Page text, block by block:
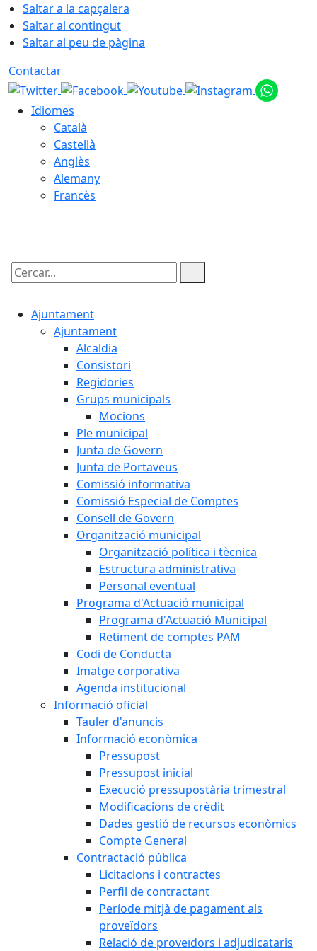
Saltar a la capçalera
Saltar al contingut
Saltar al peu de pàgina
Contactar
Idiomes
Català
Castellà
Anglès
Alemany
Francès
Cercar:
Ajuntament
Ajuntament
Alcaldia
Consistori
Regidories
Grups municipals
Mocions
Ple municipal
Junta de Govern
Junta de Portaveus
Comissió informativa
Comissió Especial de Comptes
Consell de Govern
Organització municipal
Organització política i tècnica
Estructura administrativa
Personal eventual
Programa d'Actuació municipal
Programa d'Actuació Municipal
Retiment de comptes PAM
Codi de Conducta
Imatge corporativa
Agenda institucional
Informació oficial
Tauler d'anuncis
Informació econòmica
Pressupost
Pressupost inicial
Execució pressupostària trimestral
Modificacions de crèdit
Dades gestió de recursos econòmics
Compte General
Contractació pública
Licitacions i contractes
Perfil de contractant
Període mitjà de pagament als
proveïdors
Relació de proveïdors i adjudicataris